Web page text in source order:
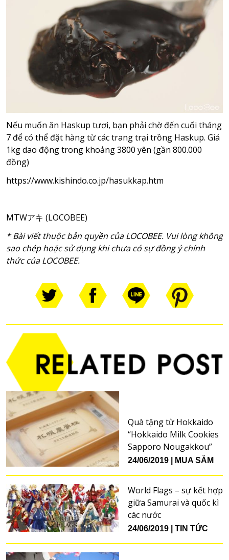
Nếu muốn ăn Haskup tươi, bạn phải chờ đến cuối tháng
7 để có thể đặt hàng từ các trang trại trồng Haskup. Giá
1kg dao động trong khoảng 3800 yên (gần 800.000
đồng)
https://www.kishindo.co.jp/hasukkap.htm
MTWアキ (LOCOBEE)
* Bài viết thuộc bản quyền của LOCOBEE. Vui lòng không
sao chép hoặc sửdụng khi chưa có sựđồng ý chính
thức của LOCOBEE.
Quà tặng từ Hokkaido
“Hokkaido Milk Cookies
Sapporo Nougakkou”
24/06/2019 MUA SẮM
World Flags – sự kết hợp
giữa Samurai và quốc kì
các nước
24/06/2019 TIN TỨC